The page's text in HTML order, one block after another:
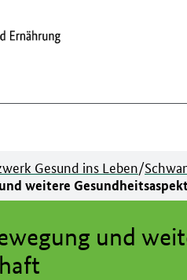
Gesund ins Leben/
weitere
und